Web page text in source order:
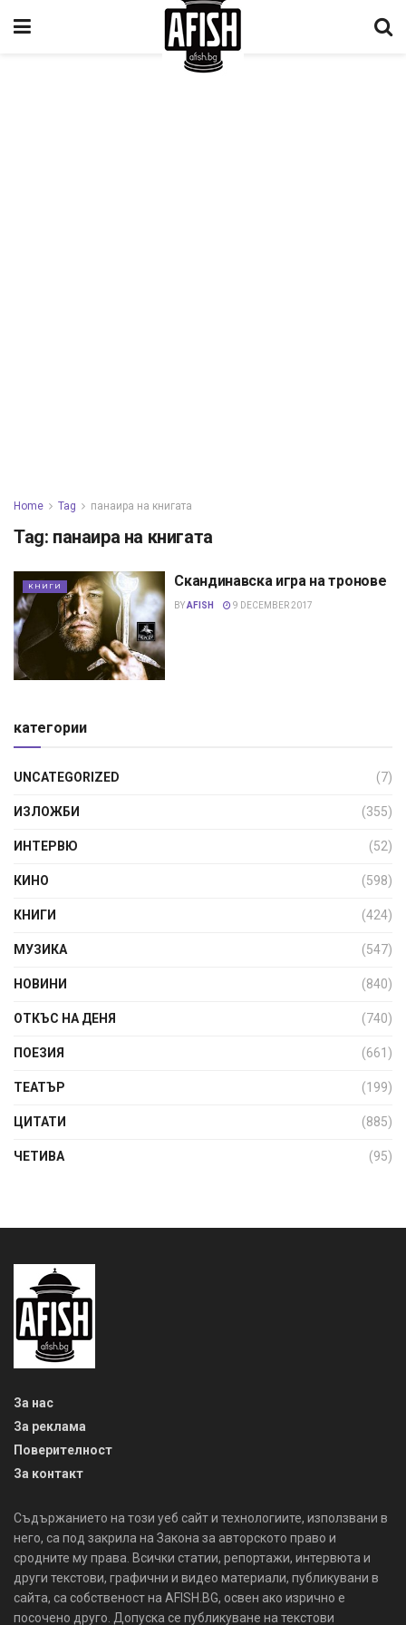
Home Tag панаира на книгата
Tag: панаира на книгата
КНИГИ Скандинавска игра на тронове
BYAFISH 9 DECEMBER 2017
категории
UNCATEGORIZED (7)
ИЗЛОЖБИ (355)
ИНТЕРВЮ (52)
КИНО (598)
КНИГИ (424)
МУЗИКА (547)
НОВИНИ (840)
ОТКЪС НА ДЕНЯ (740)
ПОЕЗИЯ (661)
ТЕАТЪР (199)
ЦИТАТИ (885)
ЧЕТИВА (95)
За нас
За реклама
Поверителност
За контакт
Съдържанието на този уеб сайт и технологиите, използвани в
него, са под закрила на Закона за авторското право и
сродните му права. Всички статии, репортажи, интервюта и
други текстови, графични и видео материали, публикувани в
сайта, са собственост на AFISH.BG, освен ако изрично е
посочено друго. Допуска се публикуване на текстови